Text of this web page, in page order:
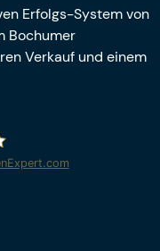
Erfolgs-System von
Bochumer
Verkauf und einem